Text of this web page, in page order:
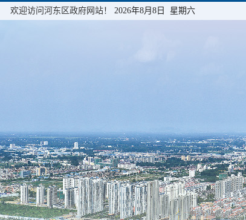
欢迎访问河东区政府网站！ 2026年8月8日 星期六